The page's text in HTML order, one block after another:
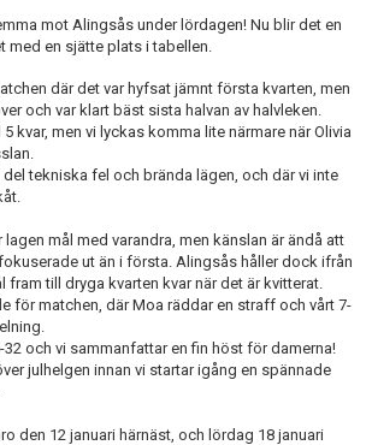
mot Alingsås under lördagen! Nu blir det en
med en sjätte plats i tabellen.
där det var hyfsat jämnt första kvarten, men
och var klart bäst sista halvan av halvleken.
kvar, men vi lyckas komma lite närmare när Olivia
del tekniska fel och brända lägen, och där vi inte
lagen mål med varandra, men känslan är ändå att
ut än i första. Alingsås håller dock ifrån
fram till dryga kvarten kvar när det är kvitterat.
för matchen, där Moa räddar en straff och vårt 7-
och vi sammanfattar en fin höst för damerna!
julhelgen innan vi startar igång en spännade
den 12 januari härnäst, och lördag 18 januari